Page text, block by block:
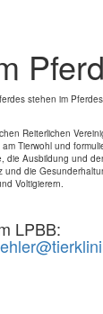
stehen im
Reiterlichen
Tierwohl und
die Ausbildung und
und die
Voltigierern.
LPBB: